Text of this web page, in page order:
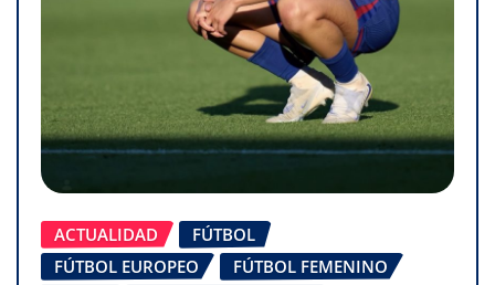
ACTUALIDAD
FÚTBOL
FÚTBOL EUROPEO
FÚTBOL FEMENINO